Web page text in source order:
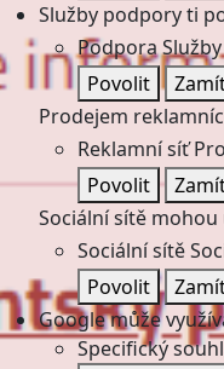
Služby podpory ti
Podpora
Povolit
Prodejem
Reklamní síť
Povolit
Sociální sítě
Sociální sítě
Povolit
Google může
Specifický